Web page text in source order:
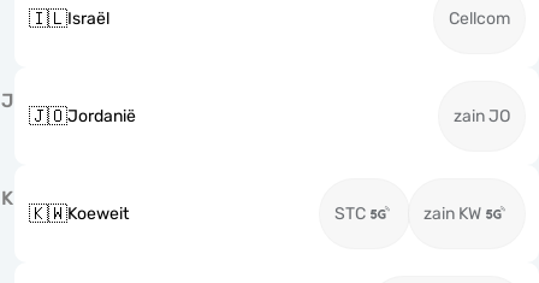
🇮🇱Israël Cellcom
J
🇯🇴Jordanië zain JO
K
🇰🇼Koeweit STC zain KW